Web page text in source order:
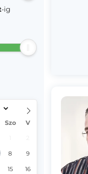
-ig
Szo V
8 9
15 16